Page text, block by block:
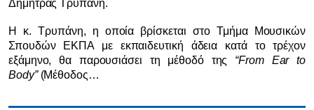
Δήμητρας Τρυπάνη.
Η κ. Τρυπάνη, η οποία βρίσκεται στο Τμήμα Μουσικών
Σπουδών ΕΚΠΑ με εκπαιδευτική άδεια κατά το τρέχον
εξάμηνο, θα παρουσιάσει τη μέθοδό της “FromEarto
Body”(Μέθοδος…